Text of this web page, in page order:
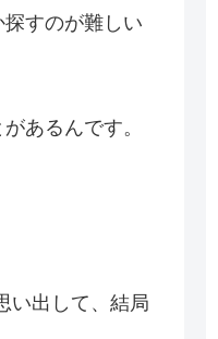
すのが難しい
あるんです。
い出して、結局